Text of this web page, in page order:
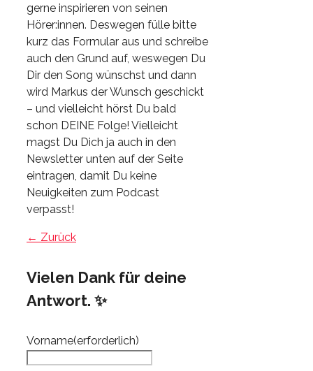
gerne inspirieren von seinen
Hörer:innen. Deswegen fülle bitte
kurz das Formular aus und schreibe
auch den Grund auf, weswegen Du
Dir den Song wünschst und dann
wird Markus der Wunsch geschickt
– und vielleicht hörst Du bald
schon DEINE Folge! Vielleicht
magst Du Dich ja auch in den
Newsletter unten auf der Seite
eintragen, damit Du keine
Neuigkeiten zum Podcast
verpasst!
← Zurück
Vielen Dank für deine
Antwort. ✨
Vorname(erforderlich)